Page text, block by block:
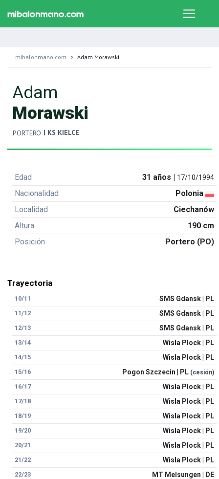
mibalonmano.com Adam Morawski
Adam
Morawski
PORTERO | KS KIELCE
Edad 31 años | 17/10/1994
Nacionalidad
Polonia
Localidad
Ciechanów
Altura
190 cm
Posición
Portero (PO)
Trayectoria
10/11 SMS Gdansk | PL
11/12 SMS Gdansk | PL
12/13 SMS Gdansk | PL
13/14 Wisla Plock | PL
14/15 Wisla Plock | PL
15/16 Pogon Szczecin | PL (cesión)
16/17 Wisla Plock | PL
17/18 Wisla Plock | PL
18/19 Wisla Plock | PL
19/20 Wisla Plock | PL
20/21 Wisla Plock | PL
21/22 Wisla Plock | PL
22/23 MT Melsungen | DE